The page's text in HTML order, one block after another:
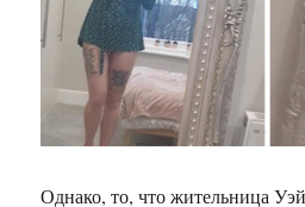
Однако, то, что жительница